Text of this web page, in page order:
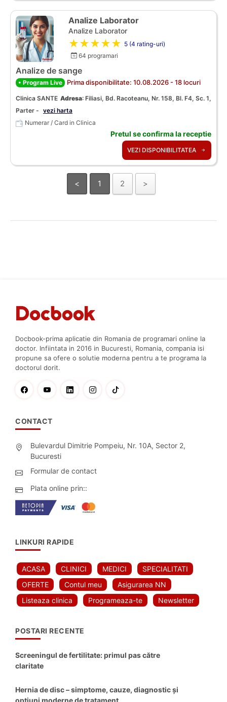
Analize Laborator
Analize Laborator
★★★★★ 5 (4 rating-uri)
64 programari
Analize de sange
• Program Live Prima disponibilitate: 10.08.2026 - 18 locuri
Clinica SANTE Adresa: Filiasi, Bd. Racoteanu, Nr. 158, Bl. F4, Sc. 1,
Parter - vezi harta
Numerar / Card in Clinica
Pretul se confirma la receptie
VEZI DISPONIBILITATEA
< 1 2 >
Docbook-prima aplicatie din Romania de programari online la
doctor. Infiintata in 2016 in Bucuresti, Romania, compania isi
propune sa ofere o solutie moderna pentru a te programa la
doctorul dorit.
CONTACT
Bulevardul Dimitrie Pompeiu, Nr. 10A, Sector 2,
Bucuresti
Formular de contact
Plata online prin::
LINKURI RAPIDE
ACASA CLINICI MEDICI
SPECIALITATI
OFERTE
Contul meu
Asigurarea NN
Listeaza clinica
Programeaza-te Newsletter
POSTARI RECENTE
Screeningul de fertilitate: primul pas către
claritate
Hernia de disc – simptome, cauze, diagnostic și